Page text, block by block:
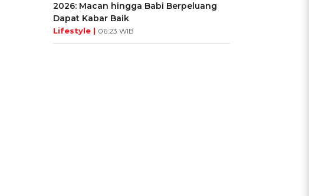
2026: Macan hingga Babi Berpeluang
Dapat Kabar Baik
Lifestyle | 06:23 WIB